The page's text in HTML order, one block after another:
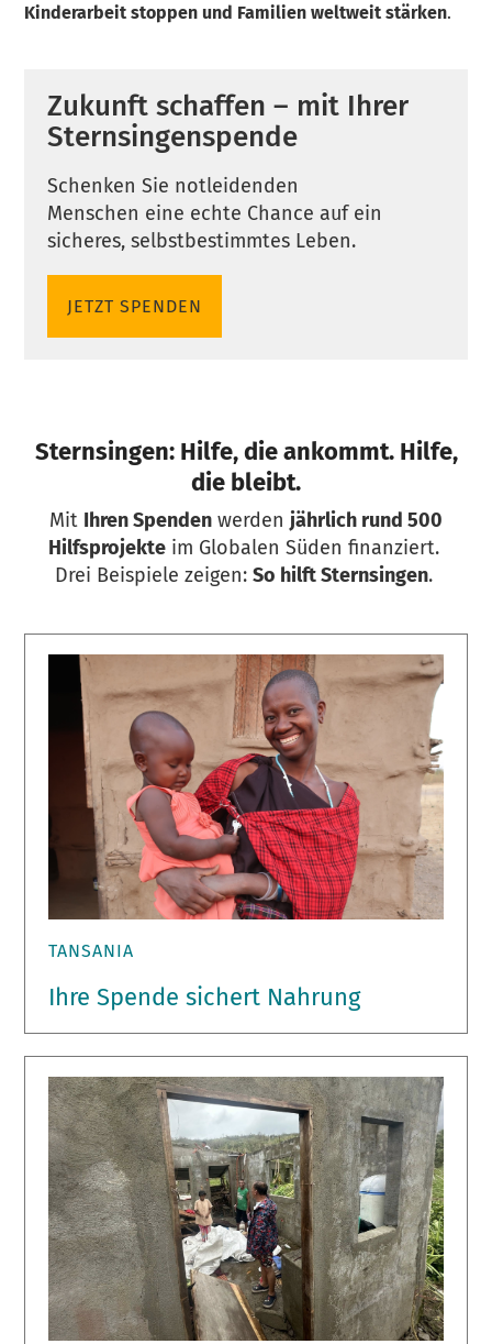
Kinderarbeit stoppen und Familien weltweit stärken.
Zukunft schaffen – mit Ihrer
Sternsingenspende
Schenken Sie notleidenden
Menschen eine echte Chance auf ein
sicheres, selbstbestimmtes Leben.
JETZT SPENDEN
Sternsingen: Hilfe, die ankommt. Hilfe,
die bleibt.
Mit Ihren Spenden werden jährlich rund 500
Hilfsprojekteim Globalen Süden finanziert.
Drei Beispiele zeigen: So hilft Sternsingen.
TANSANIA
Ihre Spende sichert Nahrung